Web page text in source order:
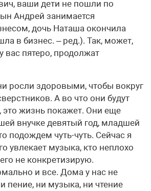
ваши дети не пошли по
Андрей занимается
дочь Наташа окончила
в бизнес. – ред.). Так, может,
вас пятеро, продолжат
росли здоровыми, чтобы вокруг
А во что они будут
это жизнь покажет. Они еще
внучке девятый год, младшей
подождем чуть-чуть. Сейчас я
увлекает музыка, кто неплохо
не конкретизирую.
и все. Дома у нас не
пение, ни музыка, ни чтение